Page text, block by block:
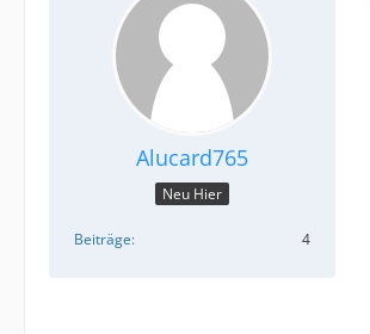
Alucard765
Neu Hier
Beiträge 4